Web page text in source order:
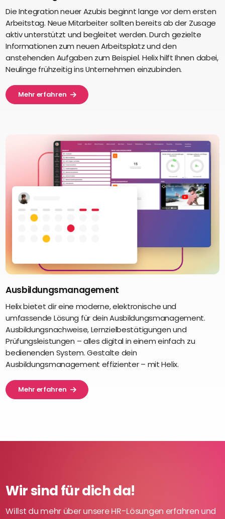
Die Integration neuer Azubis beginnt lange vor dem ersten
Arbeitstag. Neue Mitarbeiter sollten bereits ab der Zusage
aktiv unterstützt und begleitet werden. Durch gezielte
Informationen zum neuen Arbeitsplatz und den
anstehenden Aufgaben zum Beispiel. Helix hilft Ihnen dabei,
Neulinge frühzeitig ins Unternehmen einzubinden.
Mehr erfahren
Ausbildungsmanagement
Helix bietet dir eine moderne, elektronische und
umfassende Lösung für dein Ausbildungsmanagement.
Ausbildungsnachweise, Lernzielbestätigungen und
Prüfungsleistungen – alles digital in einem einfach zu
bedienenden System. Gestalte dein
Ausbildungsmanagement effizienter – mit Helix.
Mehr erfahren
Wir sind für dich da!
Willst du mehr über unsere HR-Lösungen erfahren und